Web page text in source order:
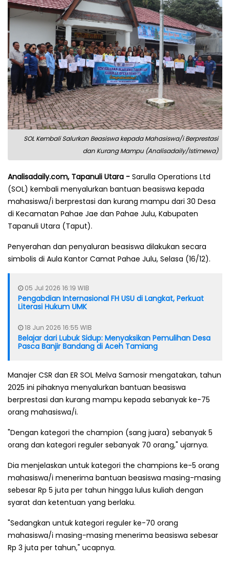
SOL Kembali Salurkan Beasiswa kepada Mahasiswa/i Berprestasi
dan Kurang Mampu (Analisadaily/Istimewa)
Analisadaily.com, Tapanuli Utara - Sarulla Operations Ltd
(SOL) kembali menyalurkan bantuan beasiswa kepada
mahasiswa/i berprestasi dan kurang mampu dari 30 Desa
di Kecamatan Pahae Jae dan Pahae Julu, Kabupaten
Tapanuli Utara (Taput).
Penyerahan dan penyaluran beasiswa dilakukan secara
simbolis di Aula Kantor Camat Pahae Julu, Selasa (16/12).
05 Jul 2026 16:19 WIB
Pengabdian Internasional FH USU di Langkat, Perkuat
Literasi Hukum UMK
18 Jun 2026 16:55 WIB
Belajar dari Lubuk Sidup: Menyaksikan Pemulihan Desa
Pasca Banjir Bandang di Aceh Tamiang
Manajer CSR dan ER SOL Melva Samosir mengatakan, tahun
2025 ini pihaknya menyalurkan bantuan beasiswa
berprestasi dan kurang mampu kepada sebanyak ke-75
orang mahasiswa/i.
"Dengan kategori the champion (sang juara) sebanyak 5
orang dan kategori reguler sebanyak 70 orang," ujarnya.
Dia menjelaskan untuk kategori the champions ke-5 orang
mahasiswa/i menerima bantuan beasiswa masing-masing
sebesar Rp 5 juta per tahun hingga lulus kuliah dengan
syarat dan ketentuan yang berlaku.
"Sedangkan untuk kategori reguler ke-70 orang
mahasiswa/i masing-masing menerima beasiswa sebesar
Rp 3 juta per tahun," ucapnya.